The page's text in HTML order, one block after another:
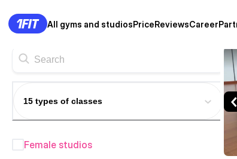
All gyms and studiosPriceReviewsCareer
15 types of classes
Female studios
Fitness studios in Almaty
Shakti — Fitness center